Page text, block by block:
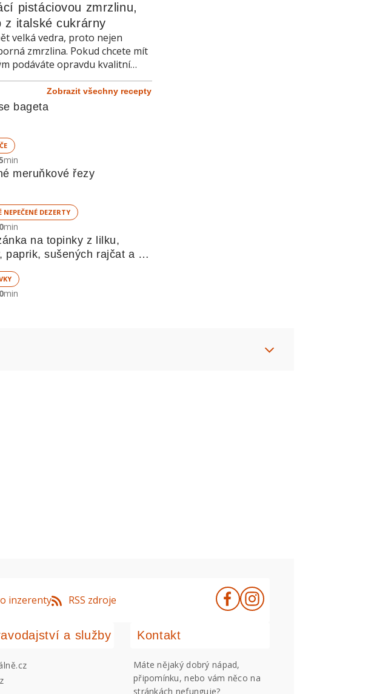
pistáciovou zmrzlinu,
z italské cukrárny
velká vedra, proto nejen
zmrzlina. Pokud chcete mít
podáváte opravdu kvalitní
doma.
Zobrazit všechny recepty
bageta
min
meruňkové řezy
NEPEČENÉ DEZERTY
min
na topinky z lilku,
paprik, sušených rajčat a
min
inzerenty RSS zdroje
a služby Kontakt
Máte nějaký dobrý nápad,
připomínku, nebo vám něco na
stránkách nefunguje?